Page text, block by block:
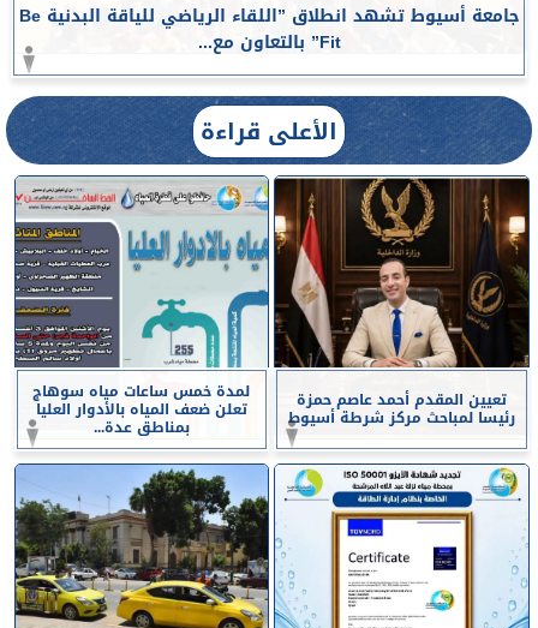
جامعة أسيوط تشهد انطلاق ”اللقاء الرياضي للياقة البدنية Be
Fit” بالتعاون مع...
الأعلى قراءة
تعيين المقدم أحمد عاصم حمزة
رئيسا لمباحث مركز شرطة أسيوط
لمدة خمس ساعات مياه سوهاج
تعلن ضعف المياه بالأدوار العليا
بمناطق عدة...